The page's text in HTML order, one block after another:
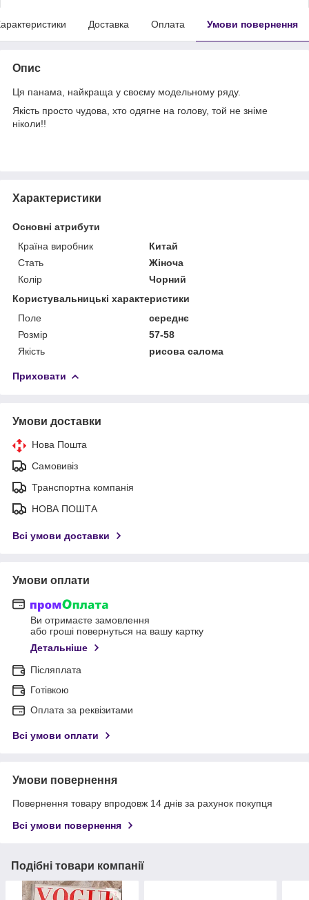
Доставка Оплата Умови повернення
Опис
Ця панама, найкраща у своєму модельному ряду.
Якість просто чудова, хто одягне на голову, той не зніме
ніколи!!
Характеристики
Основні атрибути
Країна виробник
Китай
Стать
Жіноча
Колір
Чорний
Користувальницькі характеристики
Поле
середнє
Розмір
57-58
Якість
рисова салома
Приховати
Умови доставки
Нова Пошта
Самовивіз
Транспортна компанія
НОВА ПОШТА
Всі умови доставки
Умови оплати
Ви отримаєте замовлення
або гроші повернуться на вашу картку
Детальніше
Післяплата
Готівкою
Оплата за реквізитами
Всі умови оплати
Умови повернення
Повернення товару впродовж 14 днів за рахунок покупця
Всі умови повернення
Подібні товари компанії